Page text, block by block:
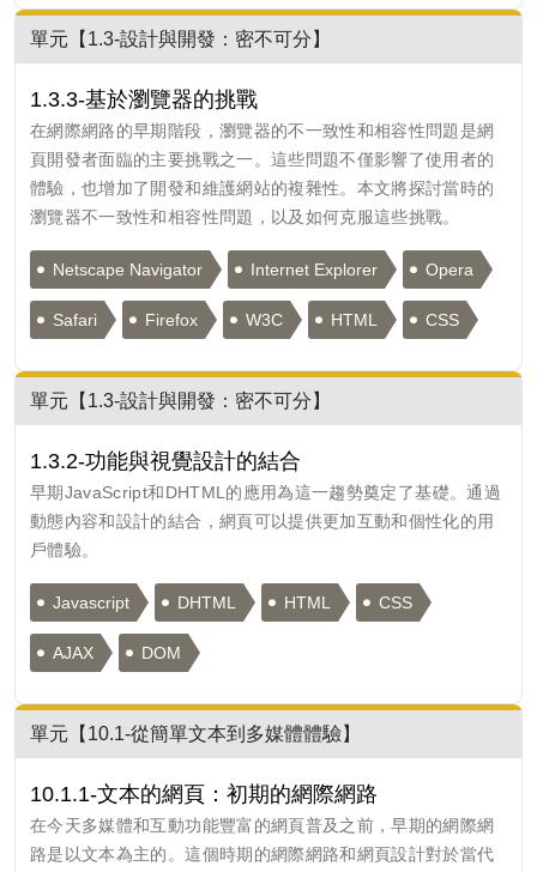
單元【1.3-設計與開發：密不可分】
1.3.3-基於瀏覽器的挑戰
在網際網路的早期階段，瀏覽器的不一致性和相容性問題是網
頁開發者面臨的主要挑戰之一。這些問題不僅影響了使用者的
體驗，也增加了開發和維護網站的複雜性。本文將探討當時的
瀏覽器不一致性和相容性問題，以及如何克服這些挑戰。
Netscape Navigator Internet Explorer Opera
Safari Firefox W3C HTML CSS
單元【1.3-設計與開發：密不可分】
1.3.2-功能與視覺設計的結合
早期JavaScript和DHTML的應用為這一趨勢奠定了基礎。通過
動態內容和設計的結合，網頁可以提供更加互動和個性化的用
戶體驗。
Javascript DHTML HTML CSS
AJAX DOM
單元【10.1-從簡單文本到多媒體體驗】
10.1.1-文本的網頁：初期的網際網路
在今天多媒體和互動功能豐富的網頁普及之前，早期的網際網
路是以文本為主的。這個時期的網際網路和網頁設計對於當代